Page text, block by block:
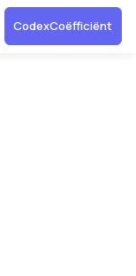
CodexCoëfficiënt